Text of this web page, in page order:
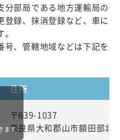
分部局である地方運輸局の
録、抹消登録など、車に
、管轄地域などは下記を
住所
〒639-1037
奈良県大和郡山市額田部北
ます